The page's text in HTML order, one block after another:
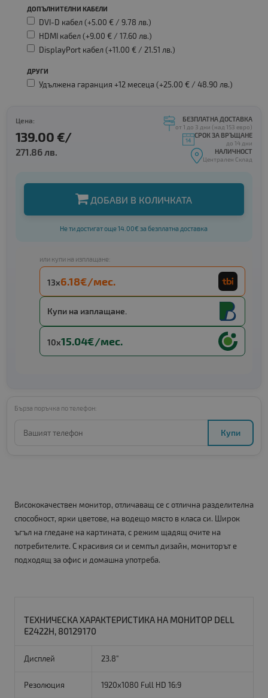
ДОПЪЛНИТЕЛНИ КАБЕЛИ
DVI-D кабел (+5.00 € / 9.78 лв.)
HDMI кабел (+9.00 € / 17.60 лв.)
DisplayPort кабел (+11.00 € / 21.51 лв.)
ДРУГИ
Удължена гаранция +12 месеца (+25.00 € / 48.90 лв.)
Цена:
139.00 €/
271.86 лв.
БЕЗПЛАТНА ДОСТАВКА
от 1 до 3 дни (над 153 евро)
СРОК ЗА ВРЪЩАНЕ
до 14 дни
НАЛИЧНОСТ
Централен Склад
ДОБАВИ В КОЛИЧКАТА
Не ти достигат още 14.00€ за безплатна доставка
или купи на изплащане:
13x6.18€/мес.
Купи на изплащане.
10x15.04€/мес.
Бърза поръчка по телефон:
Купи
Висококачествен монитор, отличаващ се с отлична разделителна
способност, ярки цветове, на водещо място в класа си. Широк
ъгъл на гледане на картината, с режим щадящ очите на
потребителите. С красивия си и семпъл дизайн, мониторът е
подходящ за офис и домашна употреба.
ТЕХНИЧЕСКА ХАРАКТЕРИСТИКА НА МОНИТОР DELL
E2422H, 80129170
Дисплей 23.8"
Резолюция 1920x1080 Full HD 16:9